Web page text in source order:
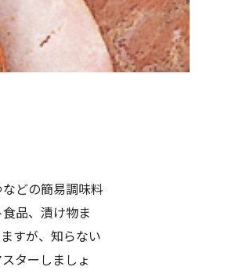
どの簡易調味料
品、漬け物ま
すが、知らない
ターしましょ